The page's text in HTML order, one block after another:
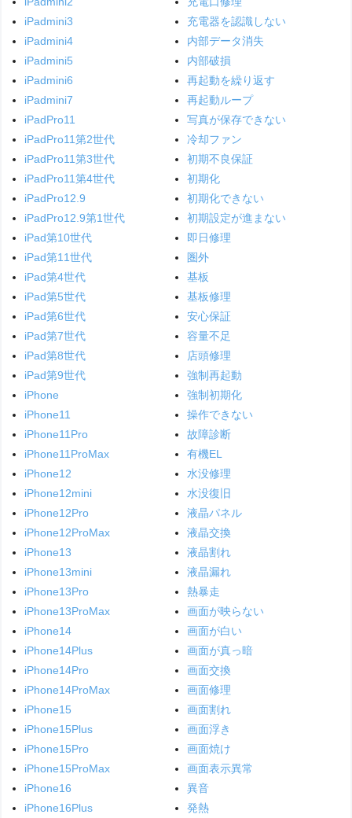
iPadmini3
iPadmini4
iPadmini5
iPadmini6
iPadmini7
iPadPro11
iPadPro11第2世代
iPadPro11第3世代
iPadPro11第4世代
iPadPro12.9
iPadPro12.9第1世代
iPad第10世代
iPad第11世代
iPad第4世代
iPad第5世代
iPad第6世代
iPad第7世代
iPad第8世代
iPad第9世代
iPhone
iPhone11
iPhone11Pro
iPhone11ProMax
iPhone12
iPhone12mini
iPhone12Pro
iPhone12ProMax
iPhone13
iPhone13mini
iPhone13Pro
iPhone13ProMax
iPhone14
iPhone14Plus
iPhone14Pro
iPhone14ProMax
iPhone15
iPhone15Plus
iPhone15Pro
iPhone15ProMax
iPhone16
iPhone16Plus
充電器を認識しない
内部データ消失
内部破損
再起動を繰り返す
再起動ループ
写真が保存できない
冷却ファン
初期不良保証
初期化
初期化できない
初期設定が進まない
即日修理
圏外
基板
基板修理
安心保証
容量不足
店頭修理
強制再起動
強制初期化
操作できない
故障診断
有機EL
水没修理
水没復旧
液晶パネル
液晶交換
液晶割れ
液晶漏れ
熱暴走
画面が映らない
画面が白い
画面が真っ暗
画面交換
画面修理
画面割れ
画面浮き
画面焼け
画面表示異常
異音
発熱